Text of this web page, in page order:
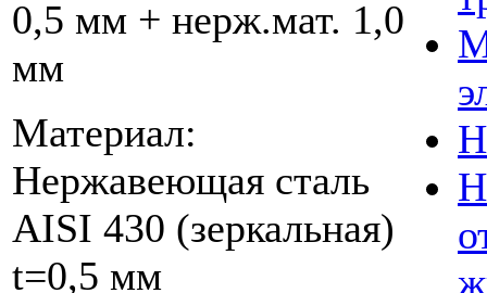
0,5 мм + нерж.мат. 1,0
мм
Материал:
Нержавеющая сталь
AISI 430 (зеркальная)
t=0,5 мм